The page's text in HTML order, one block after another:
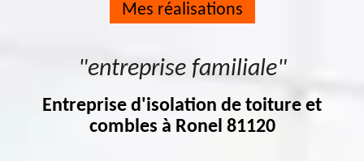
Mes réalisations
"entreprise familiale"
Entreprise d'isolation de toiture et
combles à Ronel 81120